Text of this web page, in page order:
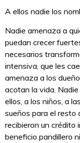
A ellos nadie los
Nadie amenaza a
puedan crecer
necesarios
intensiva, que les
amenaza a los
acotan la vida.
ellos, a los niños, a
sueños para el resto
recibieron un crédito
beneficio pandillero